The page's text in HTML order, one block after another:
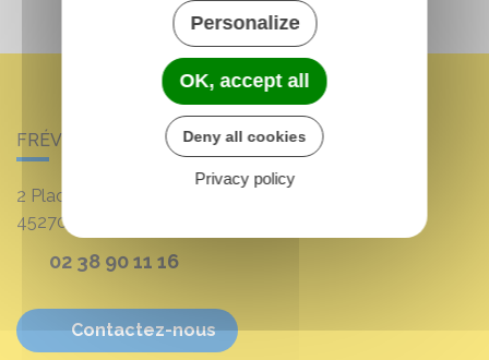
FRÉVILLE-DU-GÂTINAIS
2 Place Louis Croum
45270
02 38 90 11 16
Contactez-nous
Personalize
OK, accept all
Deny all cookies
Privacy policy